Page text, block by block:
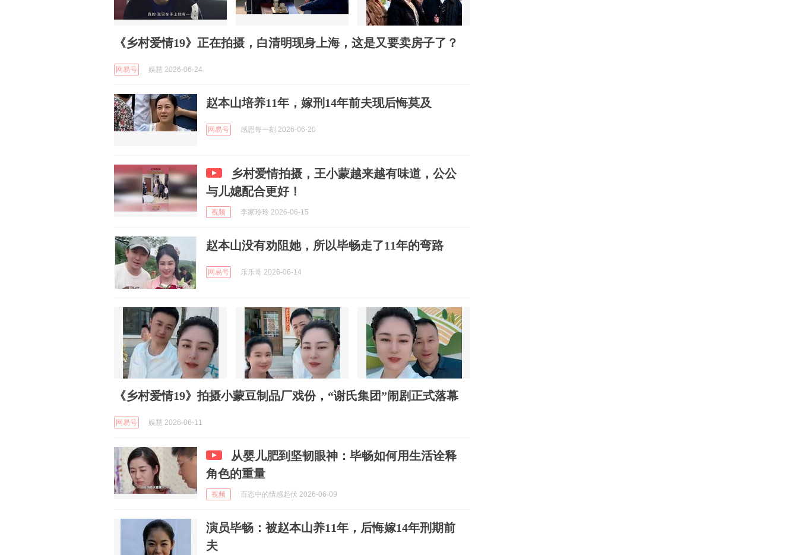
《乡村爱情19》正在拍摄，白清明现身上海，这是又要卖房子了？
网易号 娱慧 2026-06-24
赵本山培养11年，嫁刑14年前夫现后悔莫及
网易号 感恩每一刻 2026-06-20
乡村爱情拍摄，王小蒙越来越有味道，公公
与儿媳配合更好！
视频 李家玲玲 2026-06-15
赵本山没有劝阻她，所以毕畅走了11年的弯路
网易号 乐乐哥 2026-06-14
《乡村爱情19》拍摄小蒙豆制品厂戏份，“谢氏集团”闹剧正式落幕
网易号 娱慧 2026-06-11
从婴儿肥到坚韧眼神：毕畅如何用生活诠释
角色的重量
视频 百态中的情感起伏 2026-06-09
演员毕畅：被赵本山养11年，后悔嫁14年刑期前
夫